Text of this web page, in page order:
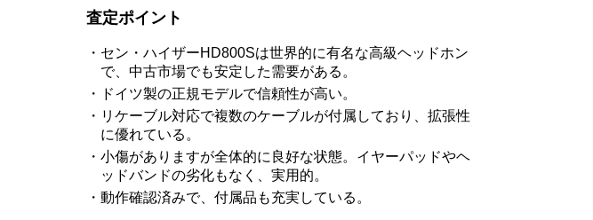
査定ポイント
セン・ハイザーHD800Sは世界的に有名な高級ヘッドホン
で、中古市場でも安定した需要がある。
ドイツ製の正規モデルで信頼性が高い。
リケーブル対応で複数のケーブルが付属しており、拡張性
に優れている。
小傷がありますが全体的に良好な状態。イヤーパッドやヘ
ッドバンドの劣化もなく、実用的。
動作確認済みで、付属品も充実している。